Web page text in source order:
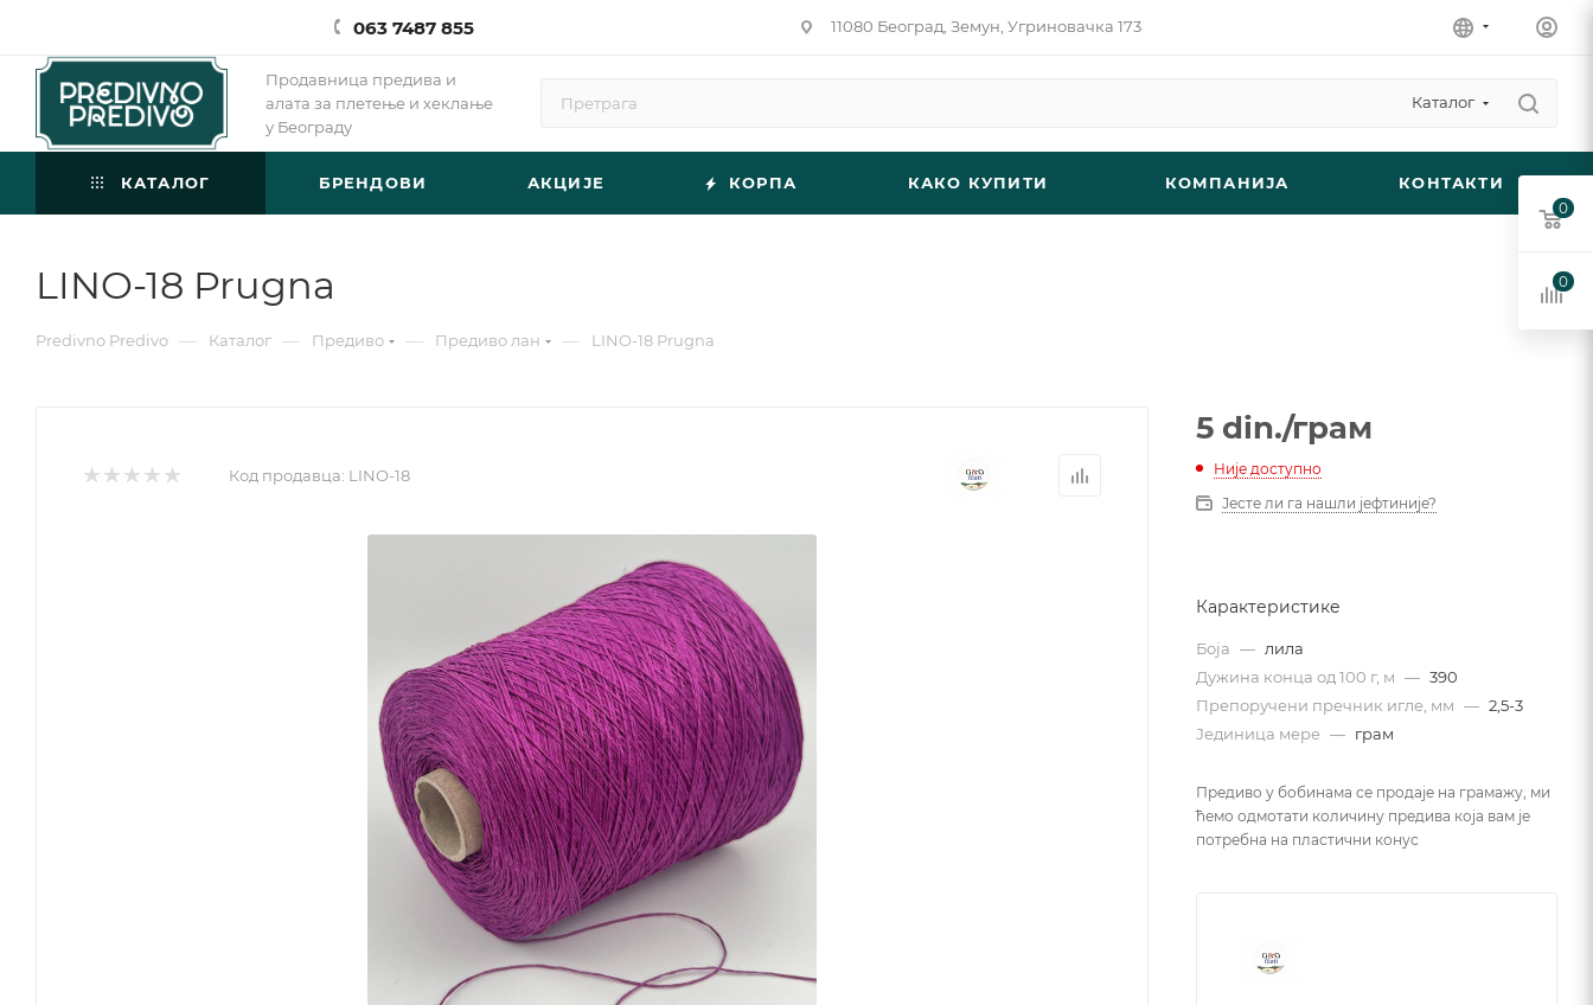
063 7487 855 11080 Београд, Земун, Угриновачка 173
Продавница предива и
алата за плетење и хеклање
у Београду
Каталог
КАТАЛОГ БРЕНДОВИ АКЦИЈЕ КОРПА КАКО КУПИТИ КОМПАНИЈА КОНТАКТИ
LINO-18 Prugna
Predivno Predivo — Каталог — Предиво — Предиво лан — LINO-18 Prugna
Код продавца: LINO-18
5 din./грам
Није доступно
Јесте ли га нашли јефтиније?
Карактеристике
Боја — лила
Дужина конца од 100 г, м — 390
Препоручени пречник игле, мм — 2,5-3
Јединица мере — грам
Предиво у бобинама се продаје на грамажу, ми
ћемо одмотати количину предива која вам је
потребна на пластични конус
0
0